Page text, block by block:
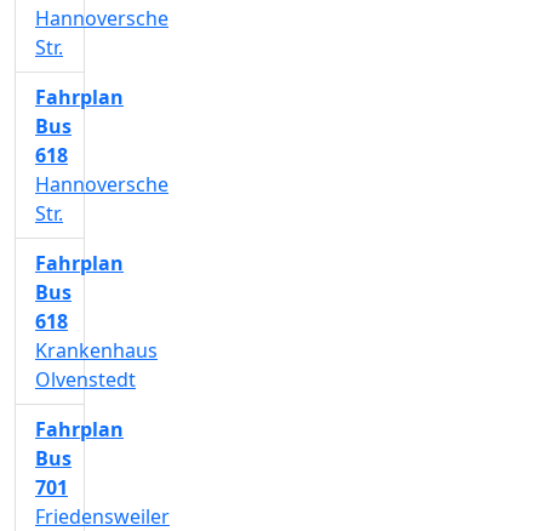
Hannoversche
Str.
Fahrplan
Bus
618
Hannoversche
Str.
Fahrplan
Bus
618
Krankenhaus
Olvenstedt
Fahrplan
Bus
701
Friedensweiler